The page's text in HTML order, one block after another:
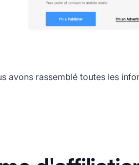
avons rassemblé toutes les